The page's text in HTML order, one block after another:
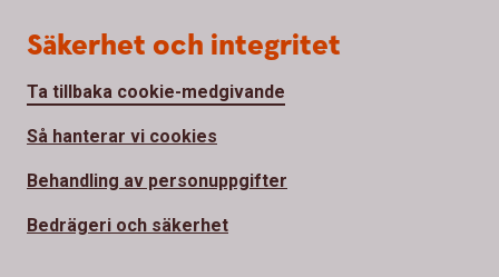
Säkerhet och integritet
Ta tillbaka cookie-medgivande
Så hanterar vi cookies
Behandling av personuppgifter
Bedrägeri och säkerhet